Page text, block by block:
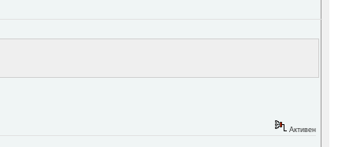
Активен